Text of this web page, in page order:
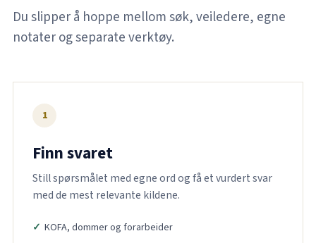
Du slipper å hoppe mellom søk, veiledere, egne
notater og separate verktøy.
1
Finn svaret
Still spørsmålet med egne ord og få et vurdert svar
med de mest relevante kildene.
KOFA, dommer og forarbeider